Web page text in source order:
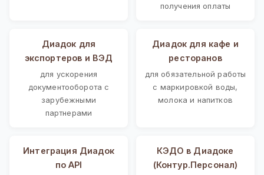
получения оплаты
Диадок для
экспортеров и ВЭД
для ускорения
документооборота с
зарубежными
партнерами
Диадок для кафе и
ресторанов
для обязательной работы
с маркировкой воды,
молока и напитков
Интеграция Диадок
по API
КЭДО в Диадоке
(Контур.Персонал)